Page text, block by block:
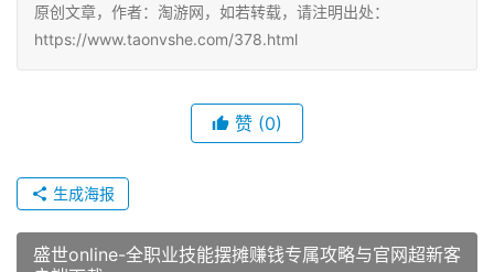
原创文章，作者：淘游网，如若转载，请注明出处：
https://www.taonvshe.com/378.html
赞 (0)
生成海报
盛世online-全职业技能摆摊赚钱专属攻略与官网超新客